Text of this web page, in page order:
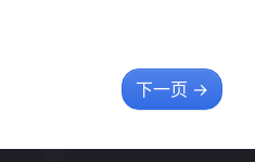
下一页 →